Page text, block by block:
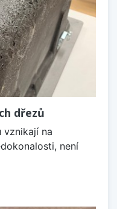
dřezů
vznikají na
není